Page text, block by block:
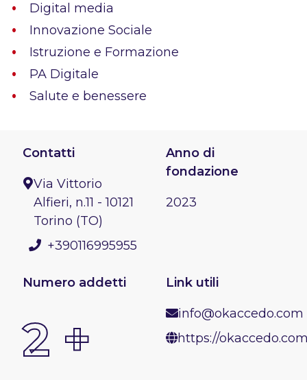
Digital media
Innovazione Sociale
Istruzione e Formazione
PA Digitale
Salute e benessere
Contatti
Via Vittorio
Alfieri, n.11 - 10121
Torino (TO)
+390116995955
Anno di
fondazione
2023
Numero addetti
2 +
Link utili
info@okaccedo.com
https://